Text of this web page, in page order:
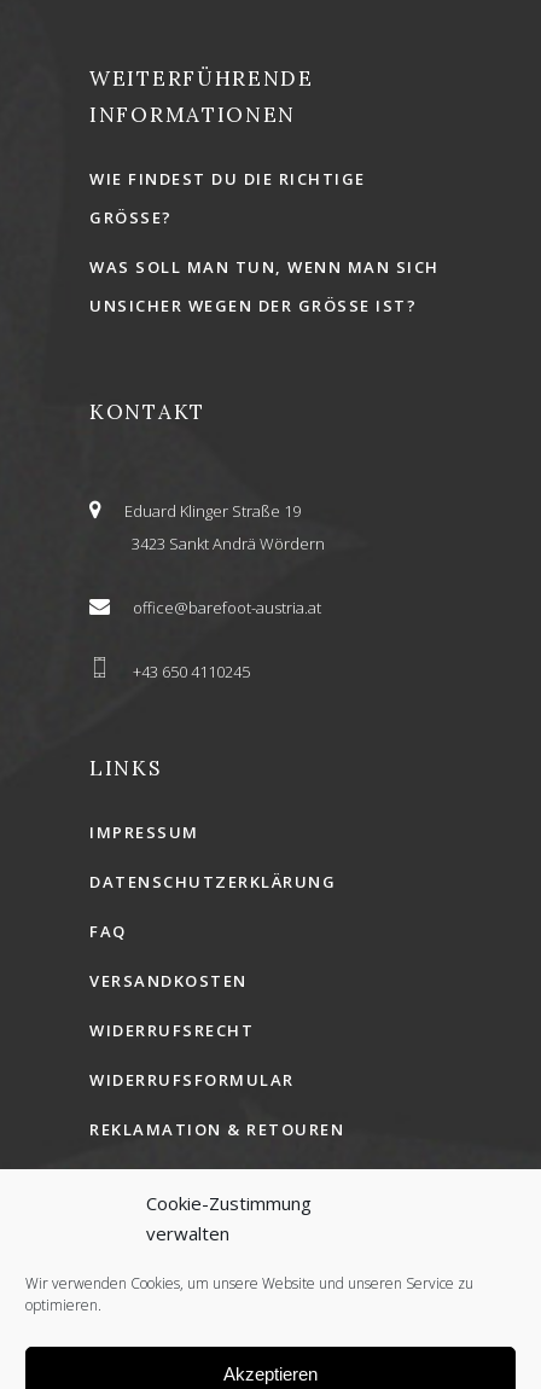
Cookie-Zustimmung
verwalten
Wir verwenden Cookies, um unsere Website und unseren Service zu
optimieren.
Akzeptieren
WEITERFÜHRENDE
INFORMATIONEN
WIE FINDEST DU DIE RICHTIGE
GRÖSSE?
WAS SOLL MAN TUN, WENN MAN SICH
UNSICHER WEGEN DER GRÖSSE IST?
KONTAKT
Eduard Klinger Straße 19
3423 Sankt Andrä Wördern
office@barefoot-austria.at
+43 650 4110245
LINKS
IMPRESSUM
DATENSCHUTZERKLÄRUNG
FAQ
VERSANDKOSTEN
WIDERRUFSRECHT
WIDERRUFSFORMULAR
REKLAMATION & RETOUREN
AGB (B2B)
COOKIE-RICHTLINIE (EU)